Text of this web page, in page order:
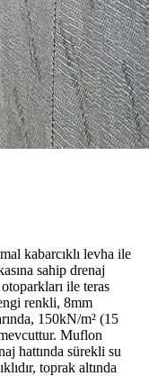
kabarcıklı levha ile
sahip drenaj
ile teras
renkli, 8mm
150kN/m² (15
mevcuttur. Muflon
hattında sürekli su
toprak altında